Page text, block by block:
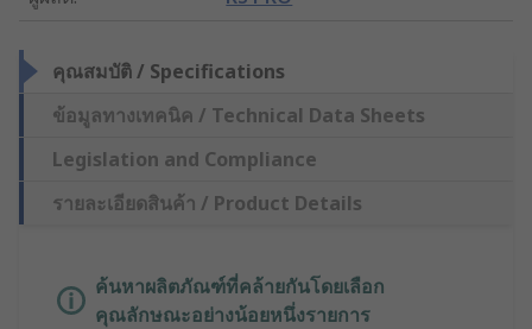
คุณสมบัติ / Specifications
ข้อมูลทางเทคนิค / Technical Data Sheets
Legislation and Compliance
รายละเอียดสินค้า / Product Details
ค้นหาผลิตภัณฑ์ที่คล้ายกันโดยเลือก
คุณลักษณะอย่างน้อยหนึ่งรายการ